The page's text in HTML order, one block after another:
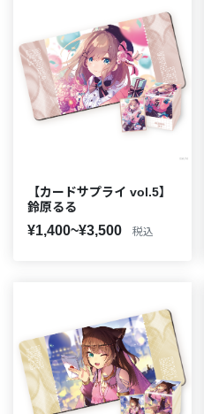
【カードサプライ vol.5】
鈴原るる
¥1,400~¥3,500 税込